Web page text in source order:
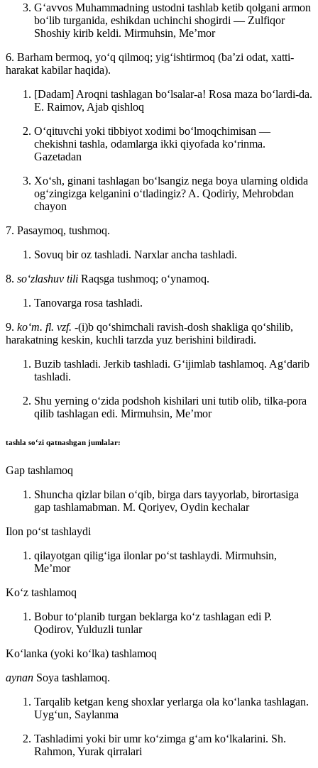
Gʻavvos Muhammadning ustodni tashlab ketib qolgani armon
boʻlib turganida, eshikdan uchinchi shogirdi — Zulfiqor
Shoshiy kirib keldi. Mirmuhsin, Meʼmor
6. Barham bermoq, yoʻq qilmoq; yigʻishtirmoq (baʼzi odat, xatti-
harakat kabilar haqida).
[Dadam] Aroqni tashlagan boʻlsalar-a! Rosa maza boʻlardi-da.
E. Raimov, Ajab qishloq
Oʻqituvchi yoki tibbiyot xodimi boʻlmoqchimisan —
chekishni tashla, odamlarga ikki qiyofada koʻrinma.
Gazetadan
Xoʻsh, ginani tashlagan boʻlsangiz nega boya ularning oldida
ogʻzingizga kelganini oʻtladingiz? A. Qodiriy, Mehrobdan
chayon
7. Pasaymoq, tushmoq.
Sovuq bir oz tashladi. Narxlar ancha tashladi.
8. so‘zlashuv tili Raqsga tushmoq; oʻynamoq.
Tanovarga rosa tashladi.
9. koʻm. fl. vzf. -(i)b qoʻshimchali ravish-dosh shakliga qoʻshilib,
harakatning keskin, kuchli tarzda yuz berishini bildiradi.
Buzib tashladi. Jerkib tashladi. Gʻijimlab tashlamoq. Agʻdarib
tashladi.
Shu yerning oʻzida podshoh kishilari uni tutib olib, tilka-pora
qilib tashlagan edi. Mirmuhsin, Meʼmor
tashla soʻzi qatnashgan jumlalar:
Gap tashlamoq
Shuncha qizlar bilan oʻqib, birga dars tayyorlab, birortasiga
gap tashlamabman. M. Qoriyev, Oydin kechalar
Ilon poʻst tashlaydi
qilayotgan qiligʻiga ilonlar poʻst tashlaydi. Mirmuhsin,
Meʼmor
Koʻz tashlamoq
Bobur toʻplanib turgan beklarga koʻz tashlagan edi P.
Qodirov, Yulduzli tunlar
Koʻlanka (yoki koʻlka) tashlamoq
aynan Soya tashlamoq.
Tarqalib ketgan keng shoxlar yerlarga ola koʻlanka tashlagan.
Uygʻun, Saylanma
Tashladimi yoki bir umr koʻzimga gʻam koʻlkalarini. Sh.
Rahmon, Yurak qirralari